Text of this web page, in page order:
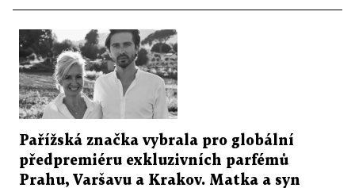
Pařížská značka vybrala pro globální
předpremiéru exkluzivních parfémů
Prahu, Varšavu a Krakov. Matka a syn